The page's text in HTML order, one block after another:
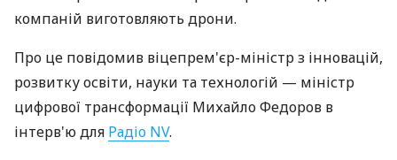
компаній виготовляють дрони.
Про це повідомив віцепрем'єр-міністр з інновацій,
розвитку освіти, науки та технологій — міністр
цифрової трансформації Михайло Федоров в
інтерв'ю для Радіо NV.